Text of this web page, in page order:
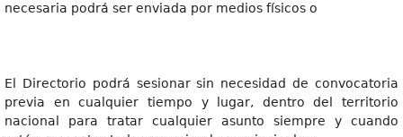
necesaria podrá ser enviada por medios físicos o
El Directorio podrá sesionar sin necesidad de convocatoria
previa en cualquier tiempo y lugar, dentro del territorio
nacional para tratar cualquier asunto siempre y cuando